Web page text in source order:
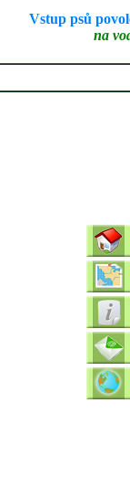
Vstup psů
na